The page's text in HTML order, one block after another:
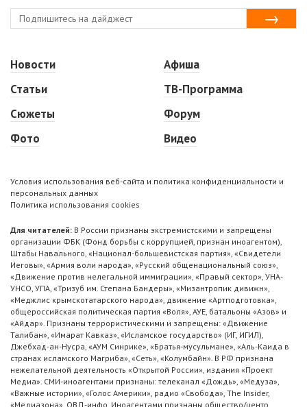
Новости
Статьи
Сюжеты
Фото
Афиша
ТВ-Программа
Форум
Видео
Условия использования веб-сайта и политика конфиденциальности и
персональных данных
Политика использования cookies
Для читателей: В России признаны экстремистскими и запрещены
организации ФБК (Фонд борьбы с коррупцией, признан иноагентом),
Штабы Навального, «Национал-большевистская партия», «Свидетели
Иеговы», «Армия воли народа», «Русский общенациональный союз»,
«Движение против нелегальной иммиграции», «Правый сектор», УНА-
УНСО, УПА, «Тризуб им. Степана Бандеры», «Мизантропик дивижн»,
«Меджлис крымскотатарского народа», движение «Артподготовка»,
общероссийская политическая партия «Воля», АУЕ, батальоны «Азов» и
«Айдар». Признаны террористическими и запрещены: «Движение
Талибан», «Имарат Кавказ», «Исламское государство» (ИГ, ИГИЛ),
Джебхад-ан-Нусра, «АУМ Синрике», «Братья-мусульмане», «Аль-Каида в
странах исламского Магриба», «Сеть», «Колумбайн». В РФ признана
нежелательной деятельность «Открытой России», издания «Проект
Медиа». СМИ-иноагентами признаны: телеканал «Дождь», «Медуза»,
«Важные истории», «Голос Америки», радио «Свобода», The Insider,
«Медиазона», ОВД-инфо. Иноагентами признаны общество/центр